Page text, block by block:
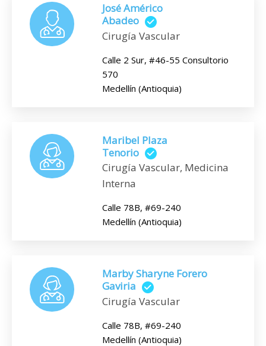
José Américo
Abadeo
Cirugía Vascular
Calle 2 Sur, #46-55 Consultorio
570
Medellín (Antioquia)
Maribel Plaza
Tenorio
Cirugía Vascular, Medicina
Interna
Calle 78B, #69-240
Medellín (Antioquia)
Marby Sharyne Forero
Gaviria
Cirugía Vascular
Calle 78B, #69-240
Medellín (Antioquia)